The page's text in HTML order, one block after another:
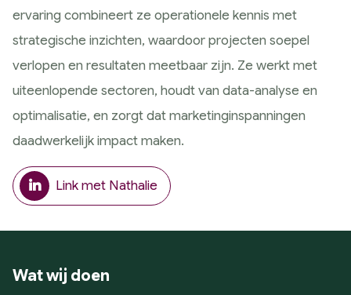
Google Analytics
Conversie en optimalisatie
Google / Social Ads
AI toepassingen
ervaring combineert ze operationele kennis met
strategische inzichten, waardoor projecten soepel
verlopen en resultaten meetbaar zijn. Ze werkt met
uiteenlopende sectoren, houdt van data-analyse en
optimalisatie, en zorgt dat marketinginspanningen
daadwerkelijk impact maken.
Link met Nathalie
Wat wij doen